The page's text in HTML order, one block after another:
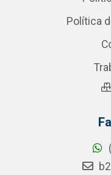
Política